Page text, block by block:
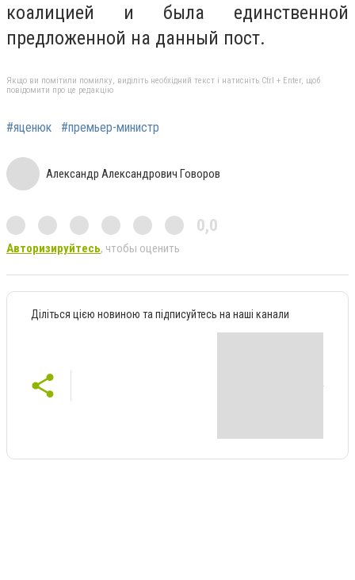
коалицией и была единственной
предложенной на данный пост.
Якщо ви помітили помилку, виділіть необхідний текст і натисніть Ctrl + Enter, щоб
повідомити про це редакцію
#яценюк #премьер-министр
Александр Александрович Говоров
0,0
Авторизируйтесь, чтобы оценить
Діліться цією новиною та підписуйтесь на наші канали